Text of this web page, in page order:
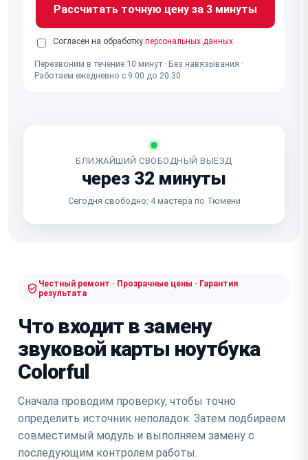
Рассчитать точную цену за 3 минуты
Согласен на обработку персональных данных
Перезвоним в течение 10 минут · Без навязывания ·
Работаем ежедневно с 9:00 до 20:30
БЛИЖАЙШИЙ СВОБОДНЫЙ ВЫЕЗД
через 32 минуты
Сегодня свободно: 4 мастера по Тюмени
Честный ремонт · Прозрачные цены · Гарантия
результата
Что входит в замену
звуковой карты ноутбука
Colorful
Сначала проводим проверку, чтобы точно
определить источник неполадок. Затем подбираем
совместимый модуль и выполняем замену с
последующим контролем работы.